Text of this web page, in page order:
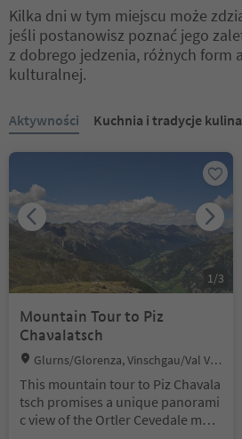
Kilka dni w tym miejscu może
jeśli postanowisz poznać jego
z dobrego jedzenia, różnych form
kulturalnej.
Znajdujesz się na suwaku z
Aktywności Kuchnia i tradycje
1/3
Mountain Tour to Piz
Chavalatsch
Location:
Glurns/Glorenza, Vinschgau/Val Ve
This mountain tour to Piz Chavala
tsch promises a unique panorami
c view of the Ortler Cevedale mou